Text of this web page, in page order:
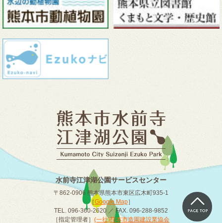
水前寺江津湖公園サービスセンター
〒862-0906 熊本県熊本市東区広木町935-1
［Google Map］
TEL. 096-360-2620 ／ FAX. 096-288-9852
［指定管理者］ (一社)熊本市造園建設業協会